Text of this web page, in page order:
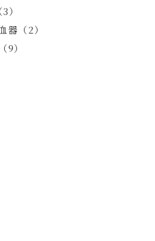
）
（2）
9）